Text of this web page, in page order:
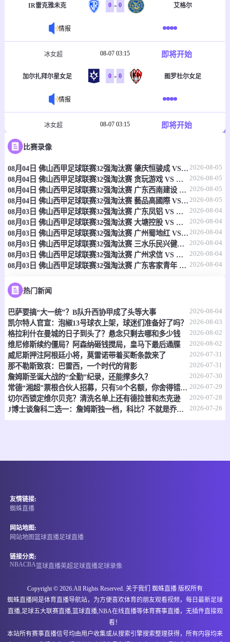
IR雷克雅未克 0 - 0 艾格尔
情报
冰女超 08-07 03:15 即将开始
加尔扎拜尔星女足 0 - 0 图罗杜尔女足
情报
冰女超 08-07 03:15 即将开始
瓦路尔女足
情报
女非国杯 08-07 04:00 即将开始
佛得角女足 0 - 0 喀麦隆女足
情报
女非国杯 08-07 04:00 即将开始
马里女足
情报
哥伦乙 08-07 04:30 即将开始
恩维加多 0 - 0
情报
哥伦乙 08-07 05:00 即将开始
-
情报
08-07 06:00
比赛录像
08月04日 佛山西甲足球联赛32强淘汰赛 肇庆恒骏成 VS 三七互娱 全场录像 2026-08-05
08月04日 佛山西甲足球联赛32强淘汰赛 贪玩游戏 VS 美的薪火 全场录像 2026-08-05
08月04日 佛山西甲足球联赛32强淘汰赛 广东西南建设 VS 香港圣徒 全场录像 2026-08-05
08月04日 佛山西甲足球联赛32强淘汰赛 藝品高國際 VS 湛江狂狼·粵辉能源 全场录像 2026-08-05
08月03日 佛山西甲足球联赛32强淘汰赛 广东凤铝 VS 湛江八部科技 全场录像 2026-08-04
08月03日 佛山西甲足球联赛32强淘汰赛 大塘控股 VS 茂名市点都得 全场录像 2026-08-04
08月03日 佛山西甲足球联赛32强淘汰赛 广州蜀地红 VS 广州戴拿模 全场录像 2026-08-04
08月03日 佛山西甲足球联赛32强淘汰赛 三水乐民兴健力宝 VS 中国澳门澳科精英 全场录像 2026-08-04
08月03日 佛山西甲足球联赛32强淘汰赛 广州求信 VS 顺德新青年 全场录像 2026-08-04
08月03日 佛山西甲足球联赛32强淘汰赛 广东客家青年 VS 广州英华思力U17 全场录像 2026-08-04
热门新闻
巴萨要搞“大一统”？B队升西协甲成了头等大事 2026-08-04
凯尔特人官宣：泡椒13号球衣上架，球迷们准备好了吗？ 2026-08-03
格拉利什在曼城的日子到头了？悬念只剩去哪和多少钱 2026-08-02
维尼修斯续约僵局？阿森纳砸钱搅局，皇马下最后通牒 2026-08-02
威尼斯押注阿根廷小将，莫雷诺带着买断条款来了 2026-07-31
那不勒斯致哀：巴雷西，一个时代的背影 2026-07-31
詹姆斯圣诞大战的“全勤”纪录，还能撑多久？ 2026-07-30
常德“湘超”票根合伙人招募，只有50个名额，你舍得错过吗？ 2026-07-29
切尔西锁定维尔贝克？清洗名单上还有德拉普和杰克逊 2026-07-28
J博士谈詹科二选一：詹姆斯独一档，科比？不就是乔丹复刻版嘛 2026-07-26
友情链接:
蜘蛛直播
网站地图:
网站地图篮球直播足球直播
链接分类:
NBACBA篮球直播英超 足球直播足球录像
Copyright © 2026.All Rights Reserved. 关于我们 蜘蛛直播 版权所有
蜘蛛直播网是体育直播导航站，为方便喜欢体育的朋友观看视频，每日最新足球
直播,足球五大联赛直播,篮球直播,NBA在线直播等体育赛事直播，无插件直接观
看！
本站所有赛事直播信号均由用户收集或从搜索引擎搜索整理获得，所有内容均来